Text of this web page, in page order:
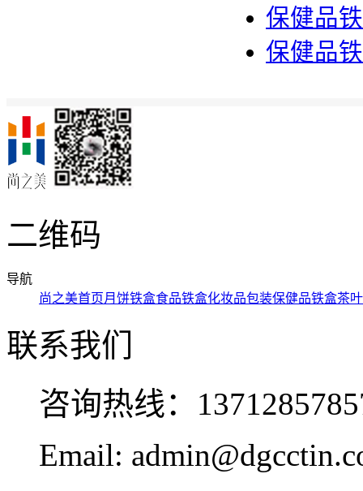
保健品
保健品
二维码
导航
尚之美首页月饼铁盒食品铁盒化妆品包装保健品铁盒茶
联系我们
咨询热线：
Email: